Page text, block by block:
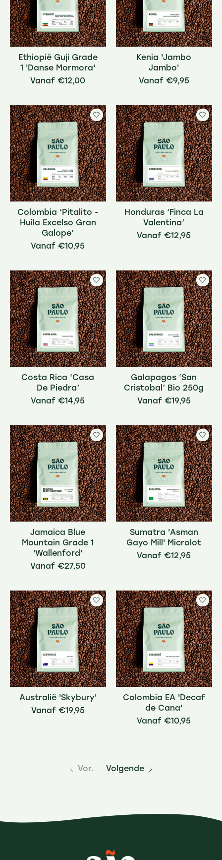
Ethiopië Guji Grade
1 'Danse Mormora'
€12,00
Kenia 'Jambo
Jambo'
€9,95
Colombia ‘Pitalito -
Huila Excelso Gran
Galope’
€10,95
Honduras ‘Finca La
Valentina’
€12,95
Costa Rica ‘Casa
De Piedra’
€14,95
Galapagos ‘San
Cristobal’ Bio 250g
€19,95
Jamaica Blue
Mountain Grade 1
'Wallenford'
€27,50
Sumatra 'Asman
Gayo Mill' Microlot
€12,95
Australië 'Skybury'
€19,95
Colombia EA 'Decaf
de Cana'
€10,95
Vor. Volgende